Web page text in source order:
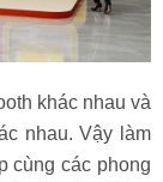
khác nhau và
nhau. Vậy làm
cùng các phong